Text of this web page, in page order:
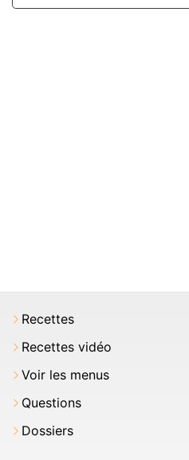
Recettes
Recettes vidéo
Voir les menus
Questions
Dossiers